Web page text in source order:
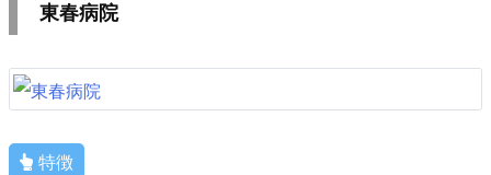
東春病院
特徴